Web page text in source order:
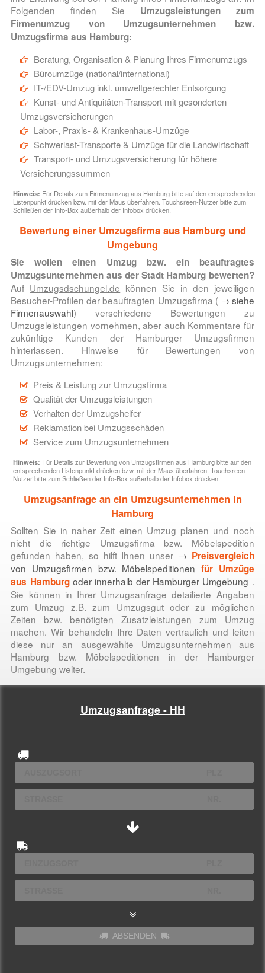
Folgenden finden Sie Umzugsleistungen zum
Firmenumzug von Umzugsunternehmen bzw.
Umzugsfirma aus Hamburg:
Beratung, Organisation & Planung Ihres Firmenumzugs
Büroumzüge (national/international)
IT-/EDV-Umzug inkl. umweltgerechter Entsorgung
Kunst- und Antiquitäten-Transport mit gesonderten
Umzugsversicherungen
Labor-, Praxis- & Krankenhaus-Umzüge
Schwerlast-Transporte & Umzüge für die Landwirtschaft
Transport- und Umzugsversicherung für höhere
Versicherungssummen
Hinweis: Für Details zum Firmenumzug aus Hamburg bitte auf den entsprechenden
Listenpunkt drücken bzw. mit der Maus überfahren. Touchsreen-Nutzer bitte zum
Schließen der Info-Box außerhalb der Infobox drücken.
Bewertung einer Umzugsfirma aus Hamburg und
Umgebung
Sie wollen einen Umzug bzw. ein beauftragtes
Umzugsunternehmen aus der Stadt Hamburg bewerten?
Auf Umzugsdschungel.de können Sie in den jeweiligen
Besucher-Profilen der beauftragten Umzugsfirma (→ siehe
Firmenauswahl) verschiedene Bewertungen zu
Umzugsleistungen vornehmen, aber auch Kommentare für
zukünftige Kunden der Hamburger Umzugsfirmen
hinterlassen. Hinweise für Bewertungen von
Umzugsunternehmen:
Preis & Leistung zur Umzugsfirma
Qualität der Umzugsleistungen
Verhalten der Umzugshelfer
Reklamation bei Umzugsschäden
Service zum Umzugsunternehmen
Hinweis: Für Details zur Bewertung von Umzugsfirmen aus Hamburg bitte auf den
entsprechenden Listenpunkt drücken bzw. mit der Maus überfahren. Touchsreen-
Nutzer bitte zum Schließen der Info-Box außerhalb der Infobox drücken.
Umzugsanfrage an ein Umzugsunternehmen in
Hamburg
Sollten Sie in naher Zeit einen Umzug planen und noch
nicht die richtige Umzugsfirma bzw. Möbelspedition
gefunden haben, so hilft Ihnen unser → Preisvergleich
von Umzugsfirmen bzw. Möbelspeditionen für Umzüge
aus Hamburgoder innerhalb der Hamburger Umgebung .
Sie können in Ihrer Umzugsanfrage detailierte Angaben
zum Umzug z.B. zum Umzugsgut oder zu möglichen
Zeiten bzw. benötigten Zusatzleistungen zum Umzug
machen. Wir behandeln Ihre Daten vertraulich und leiten
diese nur an ausgewählte Umzugsunternehmen aus
Hamburg bzw. Möbelspeditionen in der Hamburger
Umgebung weiter.
Umzugsanfrage - HH
ABSENDEN